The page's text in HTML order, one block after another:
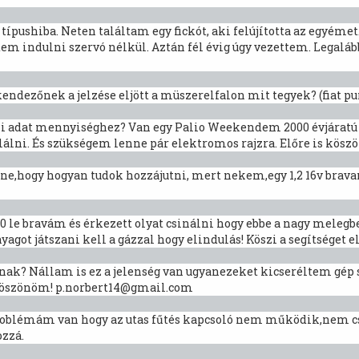
Neten találtam egy fickót, aki felújította az
indulni szervó nélkül. Aztán fél évig úgy vezettem.
a jelzése eljött a müszerelfalon mit tegyek? (fiat
mennyiséghez? Van egy Palio Weekendem 2000
És szükségem lenne pár elektromos rajzra. Előre is
hogyan tudok hozzájutni, mert nekem,egy 1,2 16v
le bravám és érkezett olyat csinálni hogy ebbe a nagy
játszani kell a gázzal hogy elindulás! Köszi a segítséget
Nállam is ez a jelenség van ugyanezeket kicseréltem
p.norbert14@gmail.com
van hogy az utas fűtés kapcsoló nem